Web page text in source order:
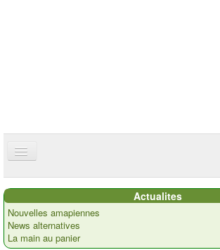
Accueil
Présentation
Actualités
Actualites
Nouvelles amapiennes
News alternatives
La main au panier